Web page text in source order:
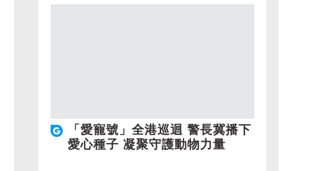
「愛寵號」全港巡迴 警長冀播下
愛心種子 凝聚守護動物力量